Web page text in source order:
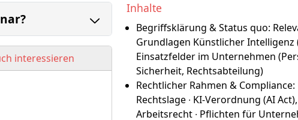
interessieren
Inhalte
Begriffsklärung & Status quo:
Grundlagen Künstlicher Intelligenz
Einsatzfelder im Unternehmen
Sicherheit, Rechtsabteilung)
Rechtlicher Rahmen &
Rechtslage ∙ KI-Verordnung (AI
Arbeitsrecht ∙ Pflichten für